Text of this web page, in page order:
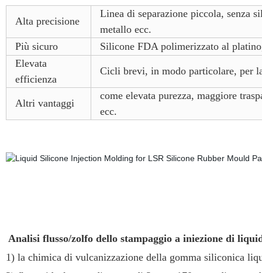
Alta precisione
Linea di separazione piccola, senza
metallo ecc.
Più sicuro
Silicone FDA polimerizzato al
Elevata
efficienza
Cicli brevi, in modo particolare, per
Altri vantaggi
come elevata purezza, maggiore
ecc.
Analisi flusso/zolfo dello stampaggio a iniezione di
1) la chimica di vulcanizzazione della gomma siliconica